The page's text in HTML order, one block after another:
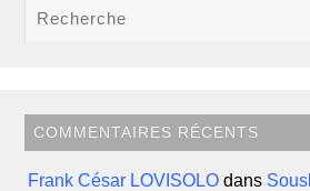
COMMENTAIRES RÉCENTS
Frank César LOVISOLO dans